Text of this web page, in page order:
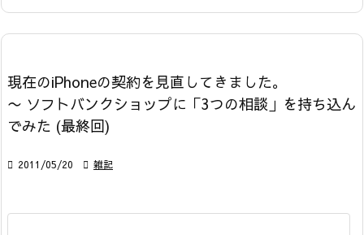
現在のiPhoneの契約を見直してきました。
〜 ソフトバンクショップに「3つの相談」を持ち込ん
でみた (最終回)
 2011/05/20  雑記